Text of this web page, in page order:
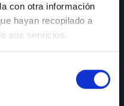
con otra información
hayan recopilado a
sus servicios.